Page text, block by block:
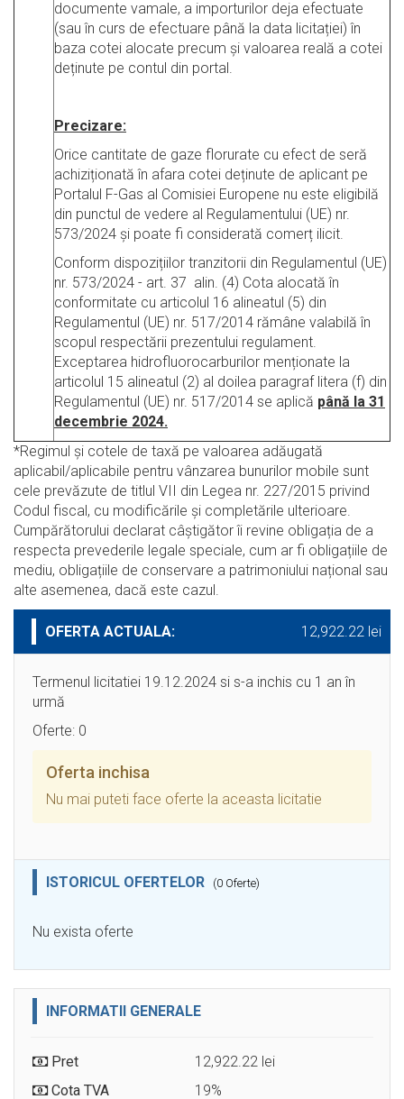
documente vamale, a importurilor deja efectuate
(sau în curs de efectuare până la data licitației) în
baza cotei alocate precum și valoarea reală a cotei
deținute pe contul din portal.
Precizare:
Orice cantitate de gaze florurate cu efect de seră
achiziționată în afara cotei deținute de aplicant pe
Portalul F-Gas al Comisiei Europene nu este eligibilă
din punctul de vedere al Regulamentului (UE) nr.
573/2024 și poate fi considerată comerț ilicit.
Conform dispozițiilor tranzitorii din Regulamentul (UE)
nr. 573/2024 - art. 37 alin. (4) Cota alocată în
conformitate cu articolul 16 alineatul (5) din
Regulamentul (UE) nr. 517/2014 rămâne valabilă în
scopul respectării prezentului regulament.
Exceptarea hidrofluorocarburilor menționate la
articolul 15 alineatul (2) al doilea paragraf litera (f) din
Regulamentul (UE) nr. 517/2014 se aplică până la 31
decembrie 2024.
*Regimul şi cotele de taxă pe valoarea adăugată
aplicabil/aplicabile pentru vânzarea bunurilor mobile sunt
cele prevăzute de titlul VII din Legea nr. 227/2015 privind
Codul fiscal, cu modificările şi completările ulterioare.
Cumpărătorului declarat câștigător îi revine obligația de a
respecta prevederile legale speciale, cum ar fi obligațiile de
mediu, obligațiile de conservare a patrimoniului național sau
alte asemenea, dacă este cazul.
OFERTA ACTUALA: 12,922.22 lei
Termenul licitatiei 19.12.2024 si s-a inchis cu 1 an în
urmă
Oferte: 0
Oferta inchisa
Nu mai puteti face oferte la aceasta licitatie
ISTORICUL OFERTELOR (0 Oferte)
Nu exista oferte
INFORMATII GENERALE
Pret
12,922.22 lei
Cota TVA
19%